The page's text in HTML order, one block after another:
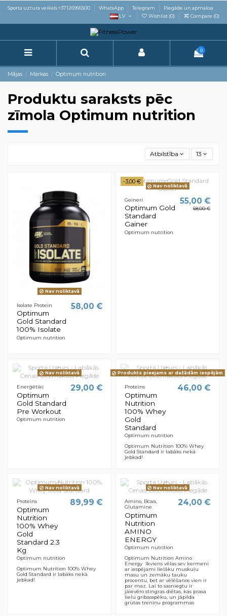
Sporta uztura veikals +37126966500 WhatsApp Telegram
Piegāde un apmaksa
LV
Wishlist (0) Compare (0)
0
Mājas Markas Optimum nutrition
Produktu saraksts pēc
zīmola Optimum nutrition
Atbilstība 13
Nav noliktavā
Isolate Protein
Optimum
Gold Standard
100% Isolate
Optimum nutrition
58,00 €
-3,00 €
Nav noliktavā
Geineri
Optimum Gold
Standard
Gainer
Optimum nutrition
55,00 €
58,00 €
Nav noliktavā
Enerģētiķi
Optimum
Gold Standard
Pre Workout
Optimum nutrition
29,00 €
Produkts pieejams ar dažādām iespējām
Proteīns
Optimum
Nutrition
100% Whey
Gold
Standard
Optimum nutrition
46,00 €
Optimum Nutrition 100% Whey
Gold Standard ir labāks nekā
jebkad!
Nav noliktavā
Proteīns
Optimum
Nutrition
100% Whey
Gold
Standard 2.3
Kg
Optimum nutrition
89,99 €
Optimum Nutrition 100% Whey
Gold Standard ir labāks nekā
jebkad!
Nav noliktavā
Amino, Bcaa,
Glutamine
Optimum
Nutrition
AMINO
ENERGY
Optimum nutrition
24,00 €
Optimum Nutrition Amino
Energy Ikviens vēlas sev ķermeni
ar iespējami lielāku muskuļu
masu un zemāku tauku
procentu, bet ar vēlēšanos vien ir
par maz. Lai to sasniegtu ir
jāievēro stingras diētas, kas prasa
lielu gribasspēku, un jāpilda
grūtas treniņu programmas